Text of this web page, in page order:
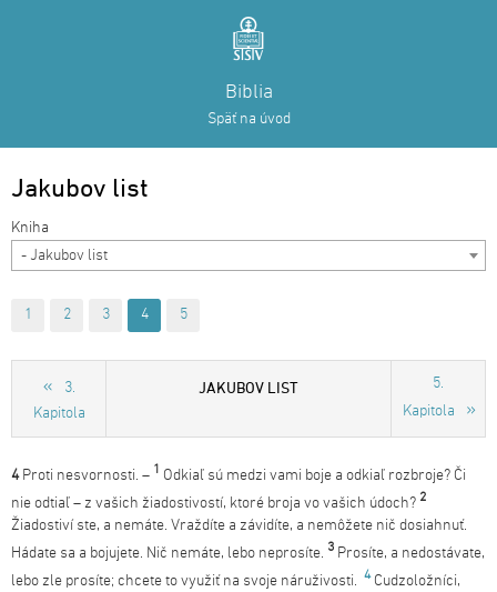
Biblia
Späť na úvod
Jakubov list
- Jakubov list
1 2 3 4 5
3.
Kapitola
JAKUBOV LIST
5.
Kapitola
4Proti nesvornosti. – 1 Odkiaľ sú medzi vami boje a odkiaľ rozbroje? Či
nie odtiaľ – z vašich žiadostivostí, ktoré broja vo vašich údoch? 2
Žiadostiví ste, a nemáte. Vraždíte a závidíte, a nemôžete nič dosiahnuť.
Hádate sa a bojujete. Nič nemáte, lebo neprosíte. 3 Prosíte, a nedostávate,
lebo zle prosíte; chcete to využiť na svoje náruživosti. 4 Cudzoložníci,